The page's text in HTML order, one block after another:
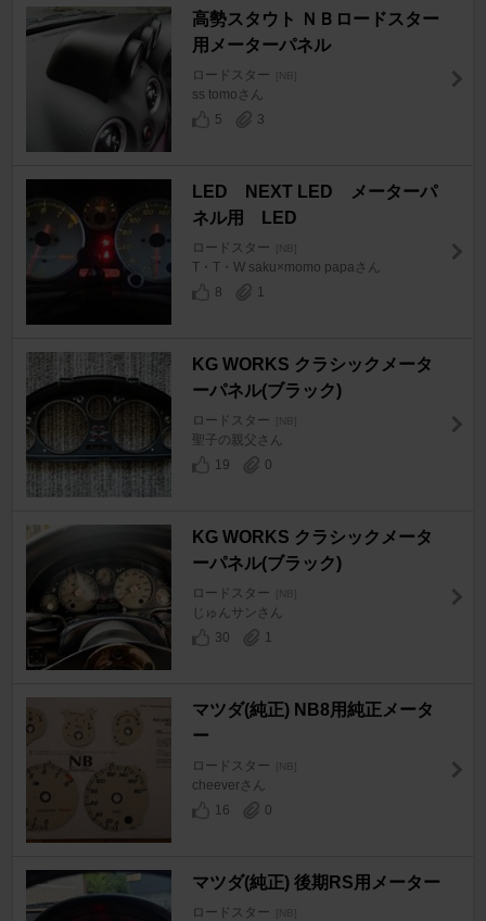
高勢スタウト ＮＢロードスター
用メーターパネル
ロードスター [NB]
ss tomoさん
5
3
LED NEXT LED メーターパ
ネル用 LED
ロードスター [NB]
T・T・W saku×momo papaさん
8
1
KG WORKS クラシックメータ
ーパネル(ブラック)
ロードスター [NB]
聖子の親父さん
19
0
KG WORKS クラシックメータ
ーパネル(ブラック)
ロードスター [NB]
じゅんサンさん
30
1
マツダ(純正) NB8用純正メータ
ー
ロードスター [NB]
cheeverさん
16
0
マツダ(純正) 後期RS用メーター
ロードスター [NB]